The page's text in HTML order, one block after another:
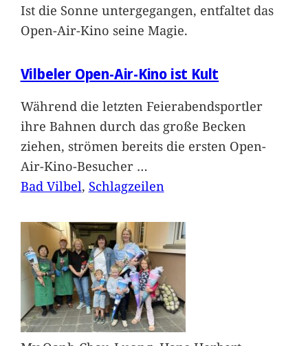
Ist die Sonne untergegangen, entfaltet das
Open-Air-Kino seine Magie.
Vilbeler Open-Air-Kino ist Kult
Während die letzten Feierabendsportler
ihre Bahnen durch das große Becken
ziehen, strömen bereits die ersten Open-
Air-Kino-Besucher …
Bad Vilbel, Schlagzeilen